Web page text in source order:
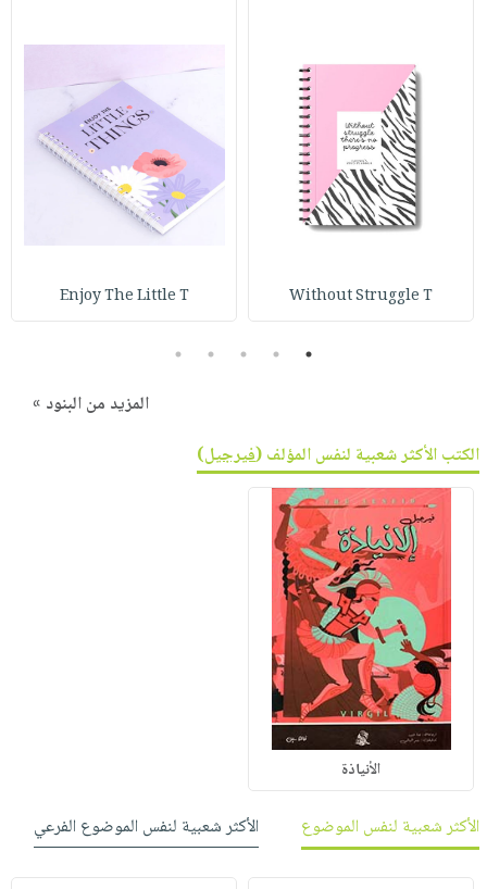
Without Struggle T
Enjoy The Little T
1
2
3
4
5
المزيد من البنود »
الكتب الأكثر شعبية لنفس المؤلف (فيرجيل)
الأنياذة
الأكثر شعبية لنفس الموضوع الأكثر شعبية لنفس الموضوع الفرعي